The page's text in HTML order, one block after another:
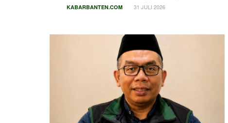
KABARBANTEN.COM 31 JULI 2026